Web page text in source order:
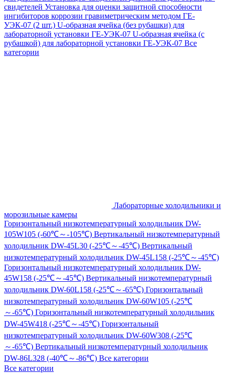
свидетелей Установка для оценки защитной способности
ингибиторов коррозии гравиметрическим методом ГЕ-
УЭК-07 (2 шт.) U-образная ячейка (без рубашки) для
лабораторной установки ГЕ-УЭК-07 U-образная ячейка (с
рубашкой) для лабораторной установки ГЕ-УЭК-07 Все
категории
Лабораторные холодильники и
морозильные камеры
Горизонтальный низкотемпературный холодильник DW-
105W105 (-60℃～-105℃) Вертикальный низкотемпературный
холодильник DW-45L30 (-25℃～-45℃) Вертикальный
низкотемпературный холодильник DW-45L158 (-25℃～-45℃)
Горизонтальный низкотемпературный холодильник DW-
45W158 (-25℃～-45℃) Вертикальный низкотемпературный
холодильник DW-60L158 (-25℃～-65℃) Горизонтальный
низкотемпературный холодильник DW-60W105 (-25℃
～-65℃) Горизонтальный низкотемпературный холодильник
DW-45W418 (-25℃～-45℃) Горизонтальный
низкотемпературный холодильник DW-60W308 (-25℃
～-65℃) Вертикальный низкотемпературный холодильник
DW-86L328 (-40℃～-86℃) Все категории
Все категории